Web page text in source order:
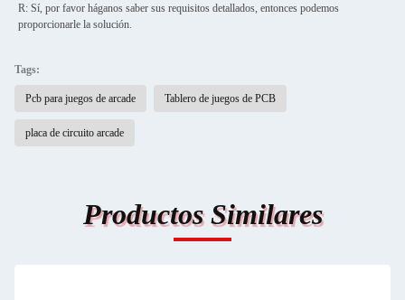
R: Sí, por favor háganos saber sus requisitos detallados, entonces podemos
proporcionarle la solución.
Tags:
Pcb para juegos de arcade Tablero de juegos de PCB
placa de circuito arcade
Productos Similares